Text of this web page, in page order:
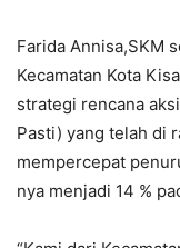
Farida Annisa,SKM
Kecamatan Kota
strategi rencana
Pasti) yang telah di
mempercepat
nya menjadi 14 %